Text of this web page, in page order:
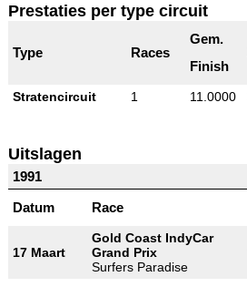
Prestaties per type circuit
Type Races
Gem.
Finish
Stratencircuit 1 11.0000
Uitslagen
1991
Datum
Race
17 Maart
Gold Coast IndyCar
Grand Prix
Surfers Paradise